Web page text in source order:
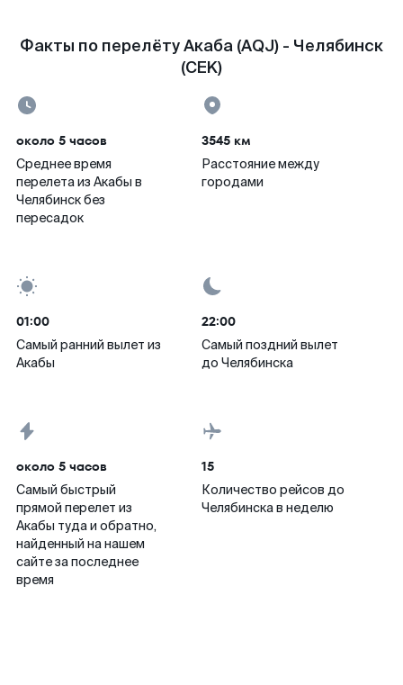
Факты по перелёту Акаба (AQJ) - Челябинск
(CEK)
около 5 часов
Среднее время
перелета из Акабы в
Челябинск без
пересадок
3545 км
Расстояние между
городами
01:00
Самый ранний вылет из
Акабы
22:00
Самый поздний вылет
до Челябинска
около 5 часов
Самый быстрый
прямой перелет из
Акабы туда и обратно,
найденный на нашем
сайте за последнее
время
15
Количество рейсов до
Челябинска в неделю